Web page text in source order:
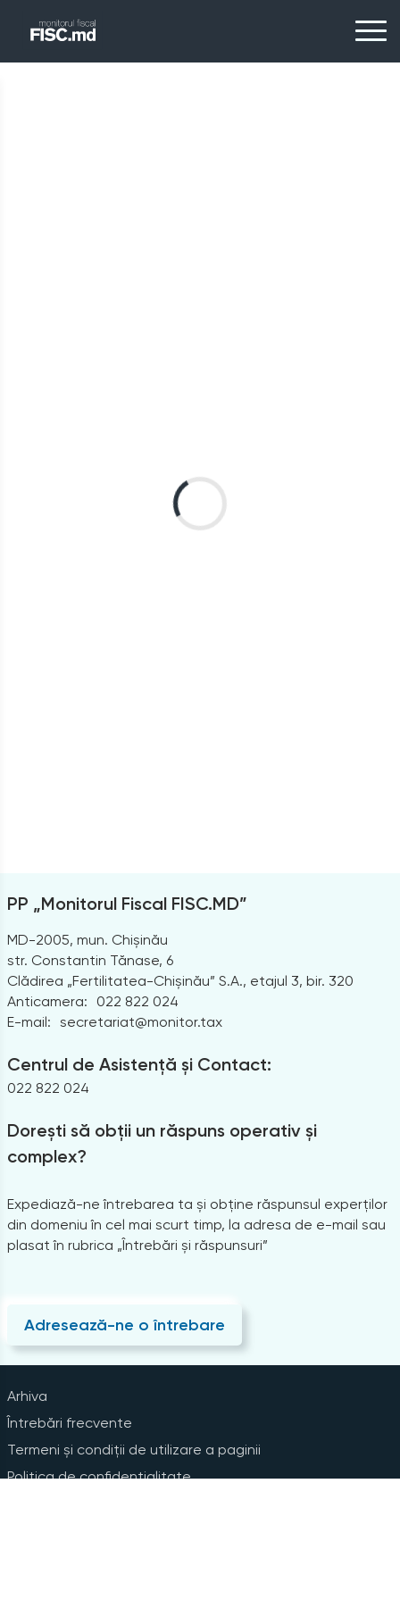
PP „Monitorul Fiscal FISC.MD”
MD-2005, mun. Chișinău
str. Constantin Tănase, 6
Clădirea „Fertilitatea-Chișinău” S.A., etajul 3, bir. 320
Anticamera:
022 822 024
E-mail: secretariat@monitor.tax
Centrul de Asistență și Contact:
022 822 024
Dorești să obții un răspuns operativ și
complex?
Expediază-ne întrebarea ta și obține răspunsul experților
din domeniu în cel mai scurt timp, la adresa de e-mail sau
plasat în rubrica „Întrebări și răspunsuri”
Adresează-ne o întrebare
Arhiva
Întrebări frecvente
Termeni și condiții de utilizare a paginii
Politica de confidențialitate